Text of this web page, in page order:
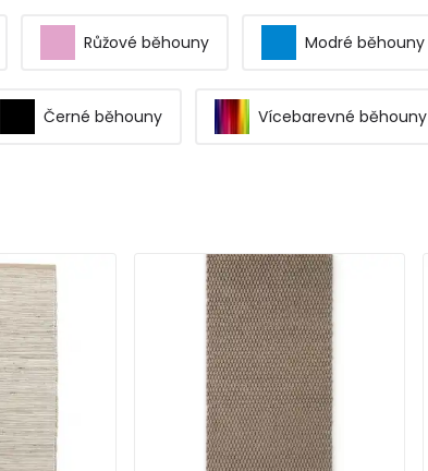
Růžové běhouny Modré běhouny
Černé běhouny Vícebarevné běhouny